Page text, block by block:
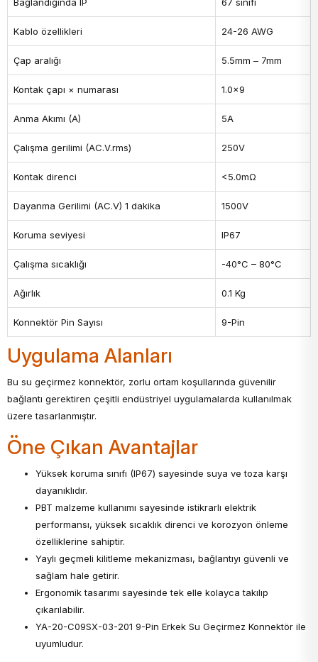
Bağlandığında IP 67 sınıfı
Kablo özellikleri 24-26 AWG
Çap aralığı 5.5mm – 7mm
Kontak çapı × numarası 1.0×9
Anma Akımı (A) 5A
Çalışma gerilimi (AC.V.rms) 250V
Kontak direnci <5.0mΩ
Dayanma Gerilimi (AC.V) 1 dakika 1500V
Koruma seviyesi IP67
Çalışma sıcaklığı -40°C – 80°C
Ağırlık 0.1 Kg
Konnektör Pin Sayısı 9-Pin
Uygulama Alanları
Bu su geçirmez konnektör, zorlu ortam koşullarında güvenilir
bağlantı gerektiren çeşitli endüstriyel uygulamalarda kullanılmak
üzere tasarlanmıştır.
Öne Çıkan Avantajlar
Yüksek koruma sınıfı (IP67) sayesinde suya ve toza karşı
dayanıklıdır.
PBT malzeme kullanımı sayesinde istikrarlı elektrik
performansı, yüksek sıcaklık direnci ve korozyon önleme
özelliklerine sahiptir.
Yaylı geçmeli kilitleme mekanizması, bağlantıyı güvenli ve
sağlam hale getirir.
Ergonomik tasarımı sayesinde tek elle kolayca takılıp
çıkarılabilir.
YA-20-C09SX-03-201 9-Pin Erkek Su Geçirmez Konnektör ile
uyumludur.